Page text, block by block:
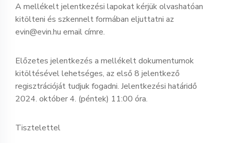
A mellékelt jelentkezési lapokat kérjük olvashatóan
kitölteni és szkennelt formában eljuttatni az
evin@evin.hu email címre.
Előzetes jelentkezés a mellékelt dokumentumok
kitöltésével lehetséges, az első 8 jelentkező
regisztrációját tudjuk fogadni. Jelentkezési határidő
2024. október 4. (péntek) 11:00 óra.
Tisztelettel